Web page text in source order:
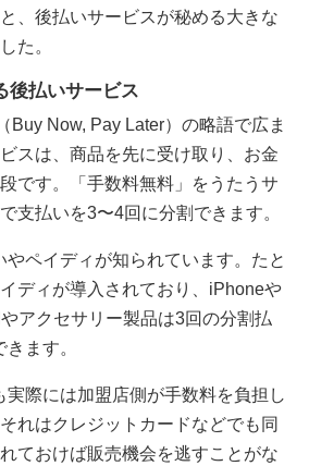
、後払いサービスが秘める大きな
た。
後払いサービス
Now, Pay Later）の略語で広ま
スは、商品を先に受け取り、お金
です。「手数料無料」をうたうサ
支払いを3〜4回に分割できます。
ペイディが知られています。たと
ディが導入されており、iPhoneや
アクセサリー製品は3回の分割払
ます。
際には加盟店側が手数料を負担し
れはクレジットカードなどでも同
ておけば販売機会を逃すことがな